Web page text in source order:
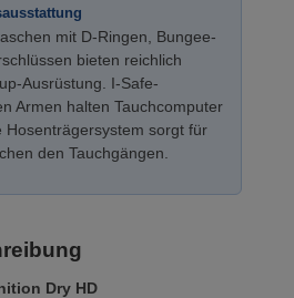
mit D-Ringen, Bungee-
bieten reichlich
Ausrüstung. I-Safe-
Armen halten Tauchcomputer
Hosenträgersystem sorgt für
den Tauchgängen.
Dry HD